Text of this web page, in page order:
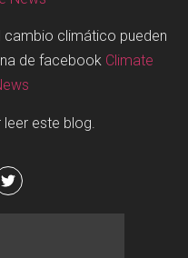
cambio climático pueden
de facebook Climate
este blog.